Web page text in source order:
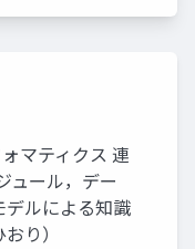
マティクス 連
ュール，デー
デルによる知識
り）